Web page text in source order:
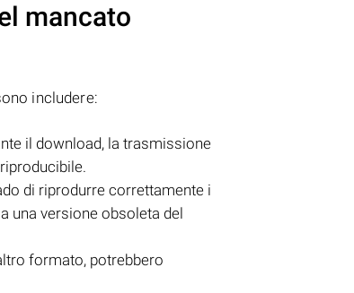
mancato
includere:
il download, la trasmissione
di riprodurre correttamente i
una versione obsoleta del
formato, potrebbero